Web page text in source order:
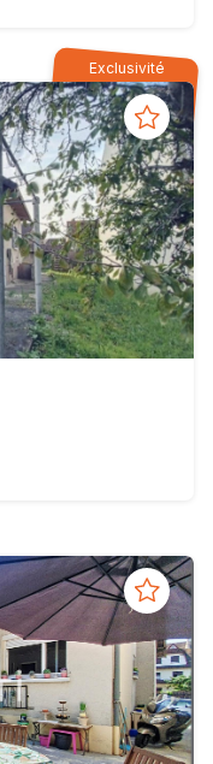
Exclusivité